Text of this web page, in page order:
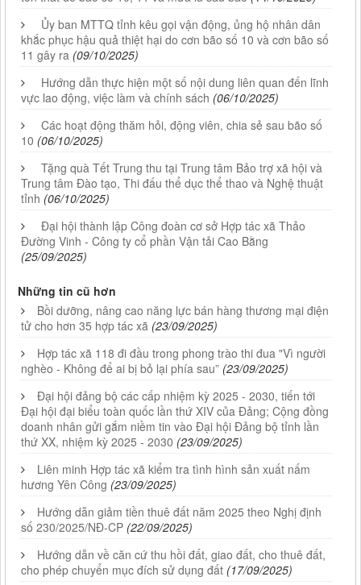
Ủy ban MTTQ tỉnh kêu gọi vận động, ủng hộ nhân dân
khắc phục hậu quả thiệt hại do cơn bão số 10 và cơn bão số
11 gây ra (09/10/2025)
Hướng dẫn thực hiện một số nội dung liên quan đến lĩnh
vực lao động, việc làm và chính sách (06/10/2025)
Các hoạt động thăm hỏi, động viên, chia sẻ sau bão số
10 (06/10/2025)
Tặng quà Tết Trung thu tại Trung tâm Bảo trợ xã hội và
Trung tâm Đào tạo, Thi đấu thể dục thể thao và Nghệ thuật
tỉnh (06/10/2025)
Đại hội thành lập Công đoàn cơ sở Hợp tác xã Thảo
Đường Vinh - Công ty cổ phần Vận tải Cao Bằng
(25/09/2025)
Những tin cũ hơn
Bồi dưỡng, nâng cao năng lực bán hàng thương mại điện
tử cho hơn 35 hợp tác xã (23/09/2025)
Hợp tác xã 118 đi đầu trong phong trào thi đua "Vì người
nghèo - Không để ai bị bỏ lại phía sau” (23/09/2025)
Đại hội đảng bộ các cấp nhiệm kỳ 2025 - 2030, tiến tới
Đại hội đại biểu toàn quốc lần thứ XIV của Đảng; Cộng đồng
doanh nhân gửi gắm niềm tin vào Đại hội Đảng bộ tỉnh lần
thứ XX, nhiệm kỳ 2025 - 2030 (23/09/2025)
Liên minh Hợp tác xã kiểm tra tình hình sản xuất nấm
hương Yên Công (23/09/2025)
Hướng dẫn giảm tiền thuê đất năm 2025 theo Nghị định
số 230/2025/NĐ-CP (22/09/2025)
Hướng dẫn về căn cứ thu hồi đất, giao đất, cho thuê đất,
cho phép chuyển mục đích sử dụng đất (17/09/2025)